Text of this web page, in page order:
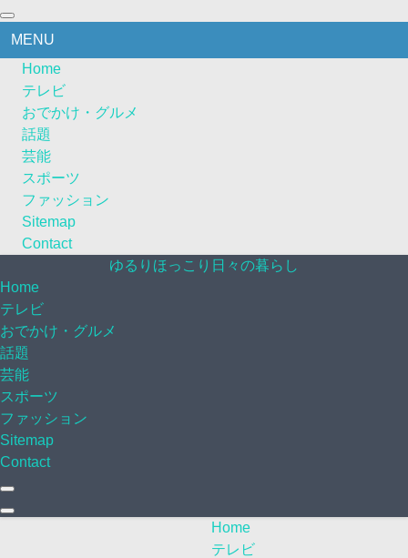
MENU
Home
テレビ
おでかけ・グルメ
話題
芸能
スポーツ
ファッション
Sitemap
Contact
ゆるりほっこり日々の暮らし
Home
テレビ
おでかけ・グルメ
話題
芸能
スポーツ
ファッション
Sitemap
Contact
Home
テレビ